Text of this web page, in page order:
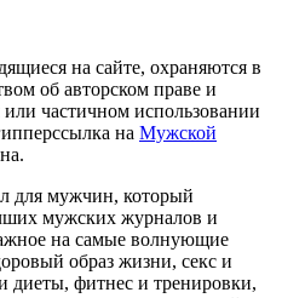
на сайте, охраняются в
об авторском праве и
частичном использовании
на Мужской
для мужчин, который
мужских журналов и
на самые волнующие
образ жизни, секс и
диеты, фитнес и тренировки,